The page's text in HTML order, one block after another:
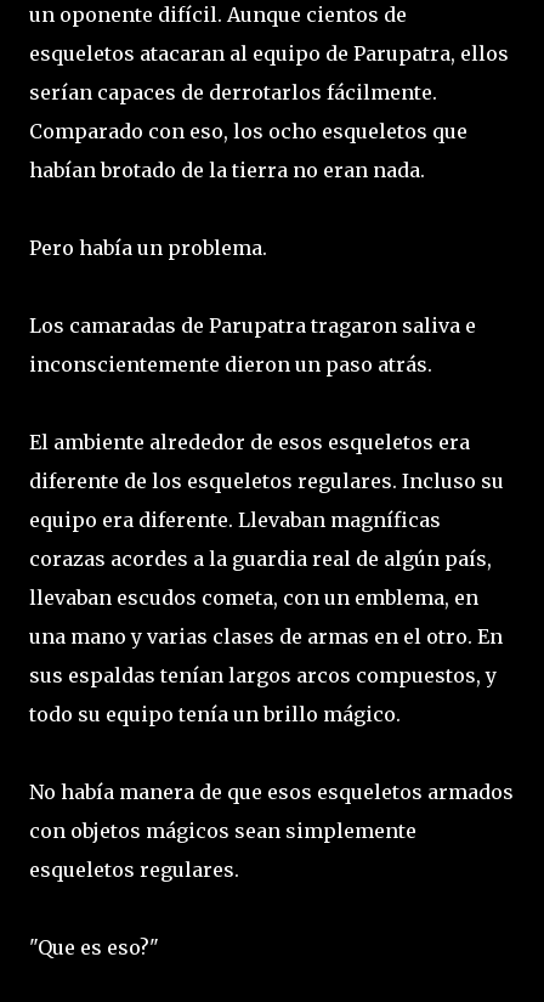
un oponente difícil. Aunque cientos de
esqueletos atacaran al equipo de Parupatra, ellos
serían capaces de derrotarlos fácilmente.
Comparado con eso, los ocho esqueletos que
habían brotado de la tierra no eran nada.
Pero había un problema.
Los camaradas de Parupatra tragaron saliva e
inconscientemente dieron un paso atrás.
El ambiente alrededor de esos esqueletos era
diferente de los esqueletos regulares. Incluso su
equipo era diferente. Llevaban magníficas
corazas acordes a la guardia real de algún país,
llevaban escudos cometa, con un emblema, en
una mano y varias clases de armas en el otro. En
sus espaldas tenían largos arcos compuestos, y
todo su equipo tenía un brillo mágico.
No había manera de que esos esqueletos armados
con objetos mágicos sean simplemente
esqueletos regulares.
"Que es eso?"